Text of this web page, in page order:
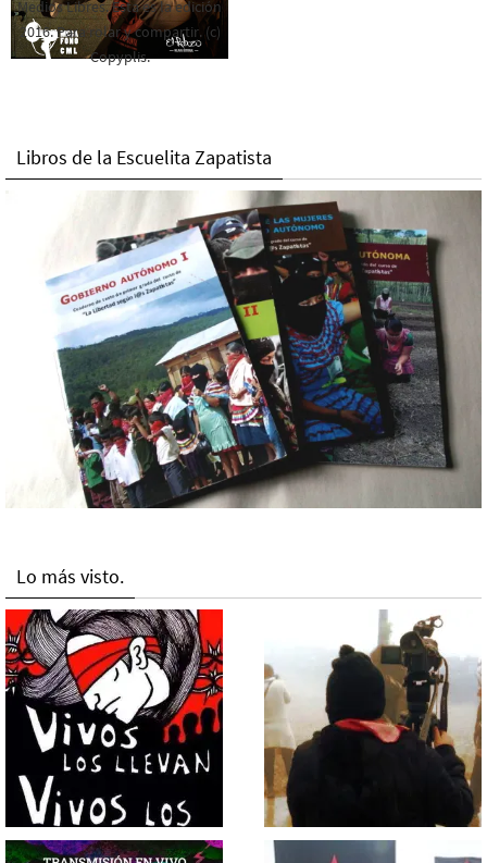
Medios Libres. Esta es la edición
2016. Para rolar y compartir. (c)
Copyplis.
Libros de la Escuelita Zapatista
Lo más visto.